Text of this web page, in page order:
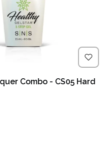
Combo - CS05 Hard